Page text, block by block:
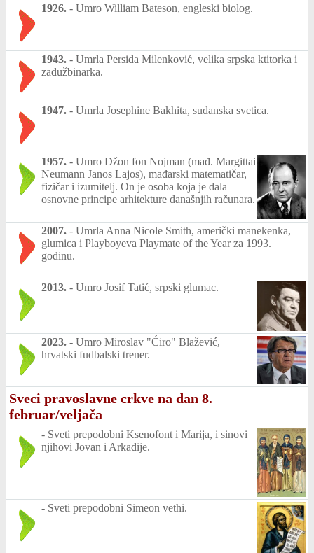
1926. - Umro William Bateson, engleski biolog.
1943. - Umrla Persida Milenković, velika srpska ktitorka i
zadužbinarka.
1947. - Umrla Josephine Bakhita, sudanska svetica.
1957. - Umro Džon fon Nojman (mađ. Margittai
Neumann Janos Lajos), mađarski matematičar,
fizičar i izumitelj. On je osoba koja je dala
osnovne principe arhitekture današnjih računara.
2007. - Umrla Anna Nicole Smith, američki manekenka,
glumica i Playboyeva Playmate of the Year za 1993.
godinu.
2013. - Umro Josif Tatić, srpski glumac.
2023. - Umro Miroslav "Ćiro" Blažević,
hrvatski fudbalski trener.
Sveci pravoslavne crkve na dan 8.
februar/veljača
- Sveti prepodobni Ksenofont i Marija, i sinovi
njihovi Jovan i Arkadije.
- Sveti prepodobni Simeon vethi.